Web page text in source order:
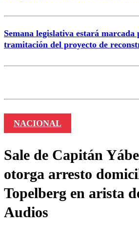
Semana legislativa estará
tramitación del proyecto de
NACIONAL
Sale de Capitán
otorga arresto
Topelberg en arista
Audios